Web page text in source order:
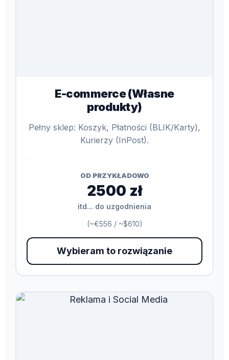
E-commerce (Własne
produkty)
Pełny sklep: Koszyk, Płatności (BLIK/Karty),
Kurierzy (InPost).
OD PRZYKŁADOWO
2500 zł
itd... do uzgodnienia
(~€556 / ~$610)
Wybieram to rozwiązanie